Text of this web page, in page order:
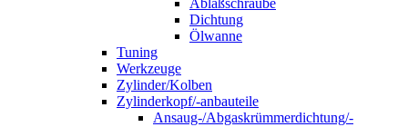
Ablaßschraube
Dichtung
Ölwanne
Tuning
Werkzeuge
Zylinder/Kolben
Zylinderkopf/-anbauteile
Ansaug-/Abgaskrümmerdichtung/-